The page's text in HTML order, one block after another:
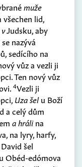
muže
všechen lid,
vJudsku, aby
nazývá
sedícího na
vůz a vezli ji
Ten nový vůz
4Vezli ji
Uza šelu Boží
a celý dům
a hrálina
na lyry, harfy,
šel
Obéd-edómova